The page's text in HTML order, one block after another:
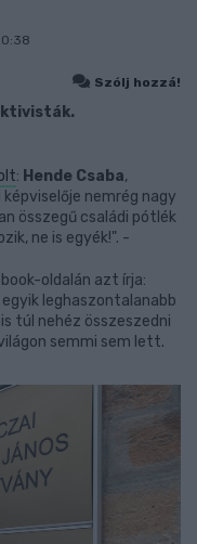
Szólj hozzá!
: Hende Csaba,
nemrég nagy
összegű családi pótlék
ne is egyék!". -
oldalán azt írja:
leghaszontalanabb
túl nehéz összeszedni
semmi sem lett.